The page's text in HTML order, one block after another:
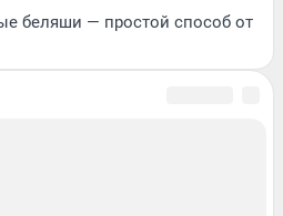
беляши — простой способ от